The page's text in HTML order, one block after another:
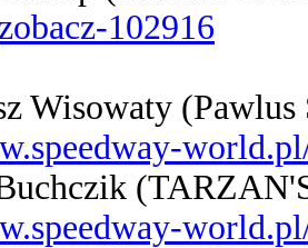
102916
Wisowaty (Pawlus